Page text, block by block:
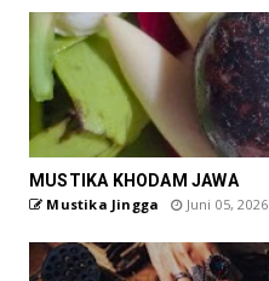
MUSTIKA KHODAM JAWA
Mustika Jingga Juni 05, 2026